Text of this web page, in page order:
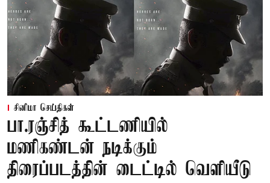
சினிமா செய்திகள்
பா.ரஞ்சித் கூட்டணியில்
மணிகண்டன் நடிக்கும்
திரைப்படத்தின் டைட்டில் வெளியீடு